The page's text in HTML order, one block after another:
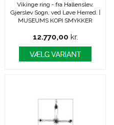
Vikinge ring - fra Hallenslev,
Gjerslev Sogn, ved Løve Herred. |
MUSEUMS KOPI SMYKKER
12.770,00 kr.